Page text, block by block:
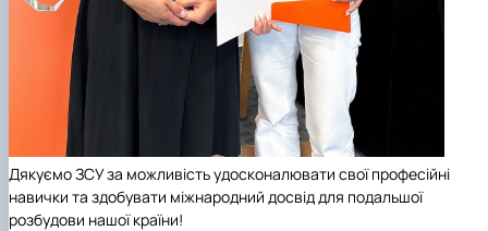
Дякуємо ЗСУ за можливість удосконалювати свої професійні
навички та здобувати міжнародний досвід для подальшої
розбудови нашої країни!